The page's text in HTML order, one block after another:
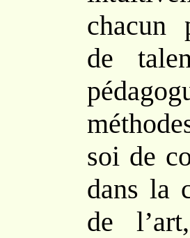
chacun
de
soi de
dans la
de